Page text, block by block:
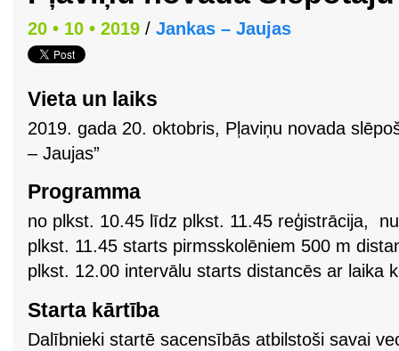
20 • 10 • 2019 / Jankas – Jaujas
Vieta un laiks
2019. gada 20. oktobris, Pļaviņu novada
– Jaujas”
Programma
no plkst. 10.45 līdz plkst. 11.45 reģistrācija,
plkst. 11.45 starts pirmsskolēniem 500 m
plkst. 12.00 intervālu starts distancēs ar laika
Starta kārtība
Dalībnieki startē sacensībās atbilstoši savai